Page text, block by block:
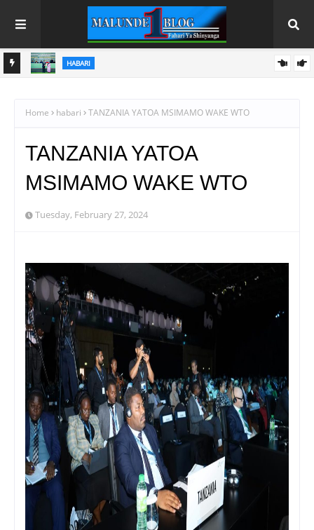
HABARI
Home habari TANZANIA YATOA MSIMAMO WAKE WTO
TANZANIA YATOA
MSIMAMO WAKE WTO
Tuesday, February 27, 2024